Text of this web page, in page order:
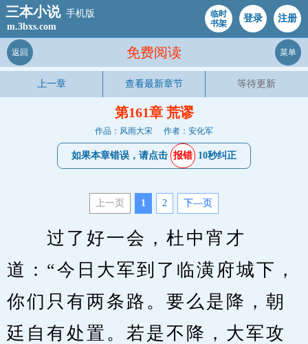
三本小说 手机版
m.3bxs.com
临时
书架
登录 注册
免费阅读
返回 菜单
上一章 查看最新章节 等待更新
第161章 荒谬
作品：风雨大宋 作者：安化军
如果本章错误，请点击 报错 10秒纠正
上一页 1 2 下—页
过了好一会，杜中宵才
道：“今日大军到了临潢府城下，
你们只有两条路。要么是降，朝
廷自有处置。若是不降，大军攻